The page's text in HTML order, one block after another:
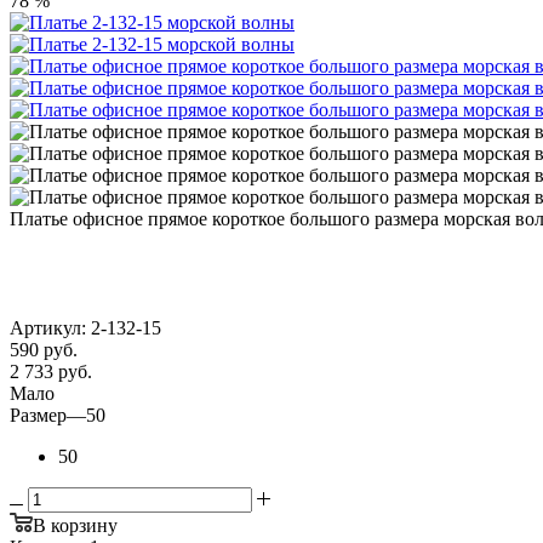
Платье офисное прямое короткое большого размера морская
Артикул: 2-132-15
590 руб.
2 733 руб.
Мало
Размер—50
50
В корзину